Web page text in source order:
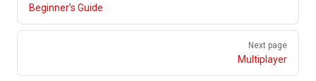
Beginner’s Guide
Next page
Multiplayer